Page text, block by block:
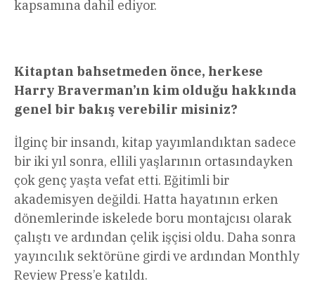
kapsamına dahil ediyor.
Kitaptan bahsetmeden önce, herkese
Harry Braverman’ın kim olduğu hakkında
genel bir bakış verebilir misiniz?
İlginç bir insandı, kitap yayımlandıktan sadece
bir iki yıl sonra, ellili yaşlarının ortasındayken
çok genç yaşta vefat etti. Eğitimli bir
akademisyen değildi. Hatta hayatının erken
dönemlerinde iskelede boru montajcısı olarak
çalıştı ve ardından çelik işçisi oldu. Daha sonra
yayıncılık sektörüne girdi ve ardından Monthly
Review Press’e katıldı.